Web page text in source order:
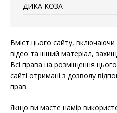
ДИКА КОЗА
Вміст цього сайту,
відео та інший матеріал,
Всі права на розміщення
сайті отримані з дозволу
прав.
Якщо ви маєте намір